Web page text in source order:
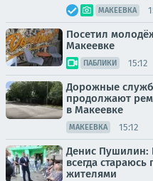
МАКЕЕВКА
Посетил
Макеевке
ПАБЛИКИ 15:12
Дорожные
продолжают
в Макеевке
МАКЕЕВКА 15:12
Денис Пушилин:
всегда
жителями